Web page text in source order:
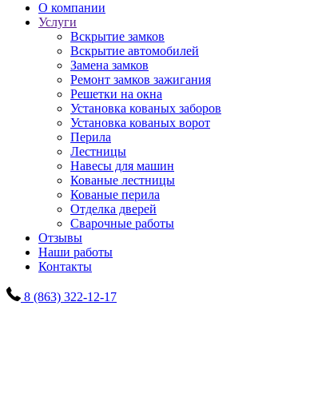
О компании
Услуги
Вскрытие замков
Вскрытие автомобилей
Замена замков
Ремонт замков зажигания
Решетки на окна
Установка кованых заборов
Установка кованых ворот
Перила
Лестницы
Навесы для машин
Кованые лестницы
Кованые перила
Отделка дверей
Сварочные работы
Отзывы
Наши работы
Контакты
8 (863) 322-12-17